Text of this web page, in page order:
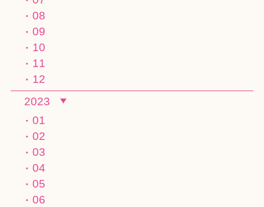
08
09
10
11
12
2023
01
02
03
04
05
06